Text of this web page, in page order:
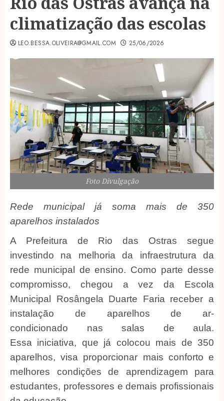
climatização das escolas
LEO.BESSA.OLIVEIRA@GMAIL.COM 25/06/2026
Foto Divulgação
Rede municipal já soma mais de 350
aparelhos instalados
A Prefeitura de Rio das Ostras segue
investindo na melhoria da infraestrutura da
rede municipal de ensino. Como parte desse
compromisso, chegou a vez da Escola
Municipal Rosângela Duarte Faria receber a
instalação de aparelhos de ar-
condicionado nas salas de aula.
Essa iniciativa, que já colocou mais de 350
aparelhos, visa proporcionar mais conforto e
melhores condições de aprendizagem para
estudantes, professores e demais profissionais